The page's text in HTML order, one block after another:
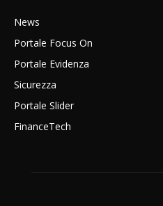
News
Portale Focus On
Portale Evidenza
Sicurezza
Portale Slider
FinanceTech